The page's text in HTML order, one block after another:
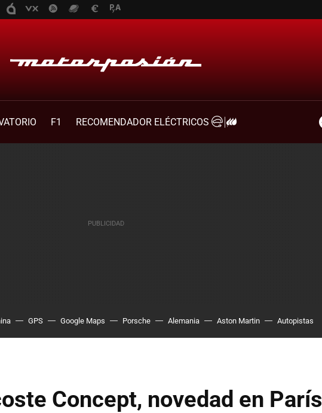
F1
RECOMENDADOR ELÉCTRICOS
GPS Google Maps Porsche Alemania Aston Martin Autopistas
Concept, novedad en París